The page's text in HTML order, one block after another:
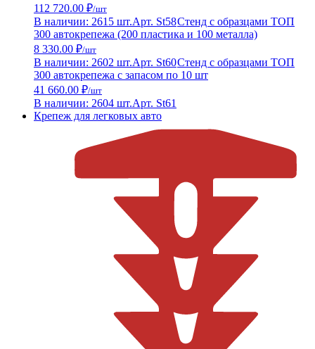
112 720.00 ₽/шт
В наличии: 2615 шт.Арт. St58Стенд с образцами ТОП
300 автокрепежа (200 пластика и 100 металла)
8 330.00 ₽/шт
В наличии: 2602 шт.Арт. St60Стенд с образцами ТОП
300 автокрепежа с запасом по 10 шт
41 660.00 ₽/шт
В наличии: 2604 шт.Арт. St61
Крепеж для легковых авто